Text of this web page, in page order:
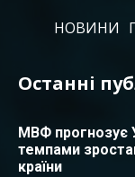
НОВИНИ
Останні
МВФ прогнозує
темпами
країни